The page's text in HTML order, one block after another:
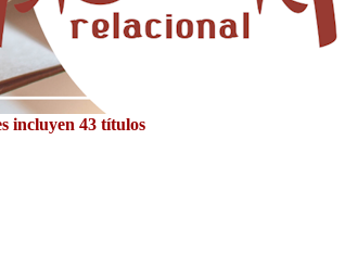
incluyen 43 títulos